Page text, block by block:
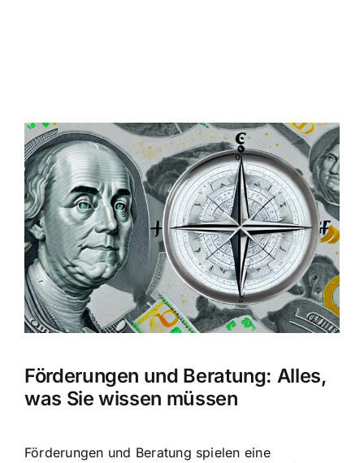
Zeige
grösseres
Bild
Förderungen und Beratung: Alles,
was Sie wissen müssen
Förderungen und Beratung spielen eine